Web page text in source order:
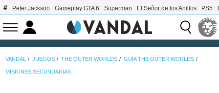
Peter Jackson Gameplay GTA 6 Superman El Señor de los Anillos PS5
VANDAL JUEGOS THE OUTER WORLDS GUÍA THE OUTER WORLDS
MISIONES SECUNDARIAS